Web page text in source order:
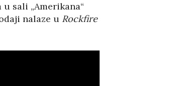
sali „Amerikana“
nalaze u Rockfire